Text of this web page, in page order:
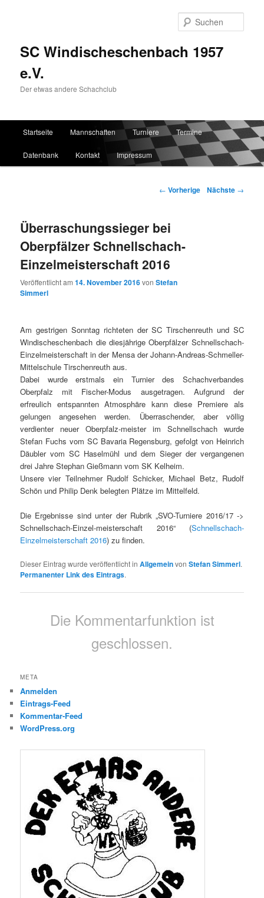
SC Windischeschenbach 1957
e.V.
Der etwas andere Schachclub
Zum Inhalt wechseln
Zum sekundären Inhalt wechseln
Startseite Mannschaften Turniere Termine
Datenbank Kontakt Impressum
Artikelnavigation
← Vorherige Nächste →
Überraschungssieger bei
Oberpfälzer Schnellschach-
Einzelmeisterschaft 2016
Veröffentlicht am14. November 2016vonStefan
Simmerl
Am gestrigen Sonntag richteten der SC Tirschenreuth und SC
Windischeschenbach die diesjährige Oberpfälzer Schnellschach-
Einzelmeisterschaft in der Mensa der Johann-Andreas-Schmeller-
Mittelschule Tirschenreuth aus.
Dabei wurde erstmals ein Turnier des Schachverbandes
Oberpfalz mit Fischer-Modus ausgetragen. Aufgrund der
erfreulich entspannten Atmosphäre kann diese Premiere als
gelungen angesehen werden. Überraschender, aber völlig
verdienter neuer Oberpfalz-meister im Schnellschach wurde
Stefan Fuchs vom SC Bavaria Regensburg, gefolgt von Heinrich
Däubler vom SC Haselmühl und dem Sieger der vergangenen
drei Jahre Stephan Gießmann vom SK Kelheim.
Unsere vier Teilnehmer Rudolf Schicker, Michael Betz, Rudolf
Schön und Philip Denk belegten Plätze im Mittelfeld.
Die Ergebnisse sind unter der Rubrik „SVO-Turniere 2016/17 ->
Schnellschach-Einzel-meisterschaft 2016“ (Schnellschach-
Einzelmeisterschaft 2016) zu finden.
Dieser Eintrag wurde veröffentlicht inAllgemeinvonStefan Simmerl.
Permanenter Link des Eintrags.
Die Kommentarfunktion ist
geschlossen.
META
Anmelden
Eintrags-Feed
Kommentar-Feed
WordPress.org